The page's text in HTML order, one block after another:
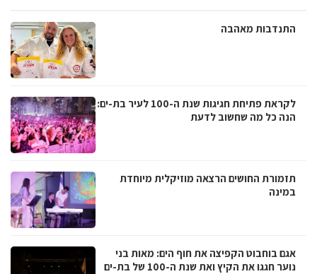
התנדבות מאהבה
לקראת פתיחת חגיגות שנת ה-100 לעיר בת-ים:
הנה כל מה שחשוב לדעת
תזמורת החושים הרצאה מוזיקלית מיוחדת
במינה
אגם בוחבוט הקפיצה את חוף הים: מאות בני
נוער חגגו את הקיץ ואת שנת ה-100 של בת-ים